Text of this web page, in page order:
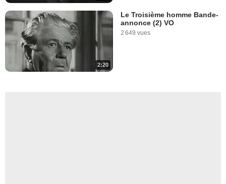
2:20
Le Troisième homme Bande-
annonce (2) VO
2 649 vues